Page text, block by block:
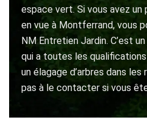
espace vert. Si vous avez un
en vue à Montferrand, vous
NM Entretien Jardin. C’est
qui a toutes les
un élagage d’arbres dans les
pas à le contacter si vous